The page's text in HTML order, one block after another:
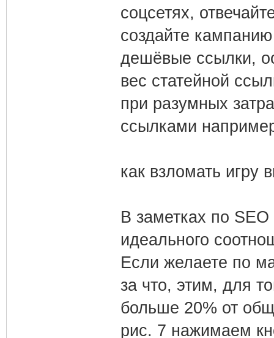
соцсетях,
создайте
дешёвые ссылки,
вес статейной
при разумных
ссылками
как взломать игру
В заметках по
идеального
Если желаете по
за что, этим, для
больше 20% от
рис. 7 нажимаем